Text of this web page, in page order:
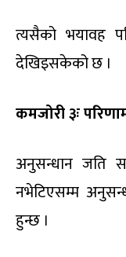
त्यसैको भयावह
देखिइसकेको छ ।
कमजोरी ३ः
अनुसन्धान जति
नभेटिएसम्म
हुन्छ ।